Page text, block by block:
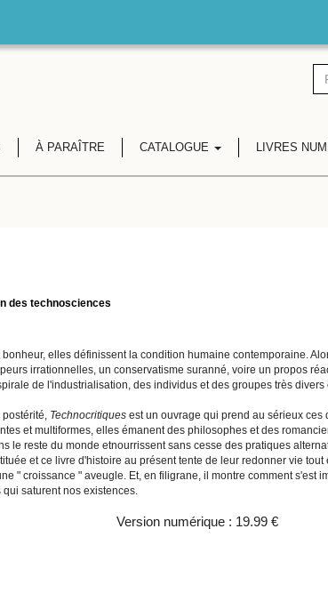
À PARAÎTRE CATALOGUE LIVRES
des technosciences
elles définissent la condition humaine contemporaine.
irrationnelles, un conservatisme suranné, voire un propos
de l'industrialisation, des individus et des groupes très
Technocritiques est un ouvrage qui prend au sérieux ces
et multiformes, elles émanent des philosophes et des
le reste du monde etnourrissent sans cesse des pratiques
et ce livre d'histoire au présent tente de leur redonner vie
" croissance " aveugle. Et, en filigrane, il montre comment s'est
saturent nos existences.
Version numérique : 19.99 €